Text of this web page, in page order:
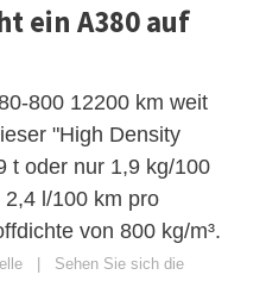
ein A380 auf
800 12200 km weit
"High Density
t oder nur 1,9 kg/100
l/100 km pro
von 800 kg/m³.
| Sehen Sie sich die